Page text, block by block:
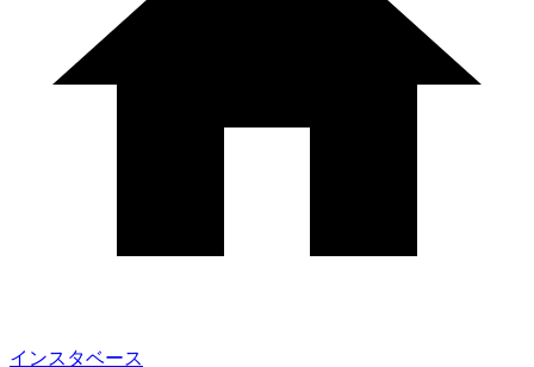
インスタベース